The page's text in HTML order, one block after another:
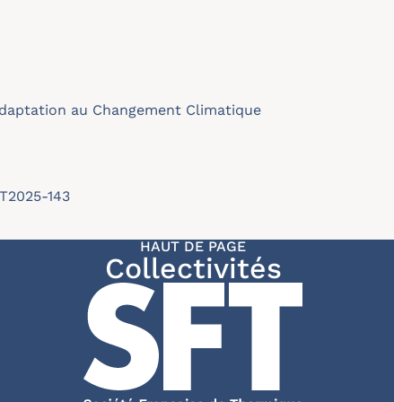
au Changement Climatique
143
HAUT DE PAGE
Collectivités